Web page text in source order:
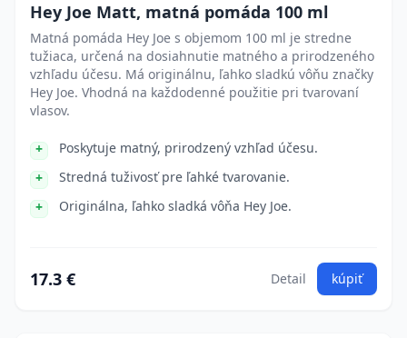
Hey Joe Matt, matná pomáda 100 ml
Matná pomáda Hey Joe s objemom 100 ml je stredne
tužiaca, určená na dosiahnutie matného a prirodzeného
vzhľadu účesu. Má originálnu, ľahko sladkú vôňu značky
Hey Joe. Vhodná na každodenné použitie pri tvarovaní
vlasov.
Poskytuje matný, prirodzený vzhľad účesu.
Stredná tuživosť pre ľahké tvarovanie.
Originálna, ľahko sladká vôňa Hey Joe.
17.3 € Detail kúpiť